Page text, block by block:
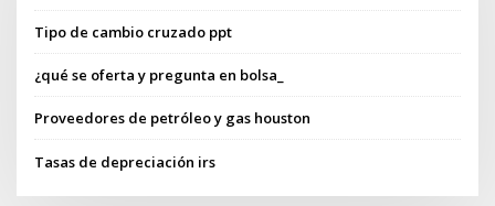
Tipo de cambio cruzado ppt
¿qué se oferta y pregunta en bolsa_
Proveedores de petróleo y gas houston
Tasas de depreciación irs